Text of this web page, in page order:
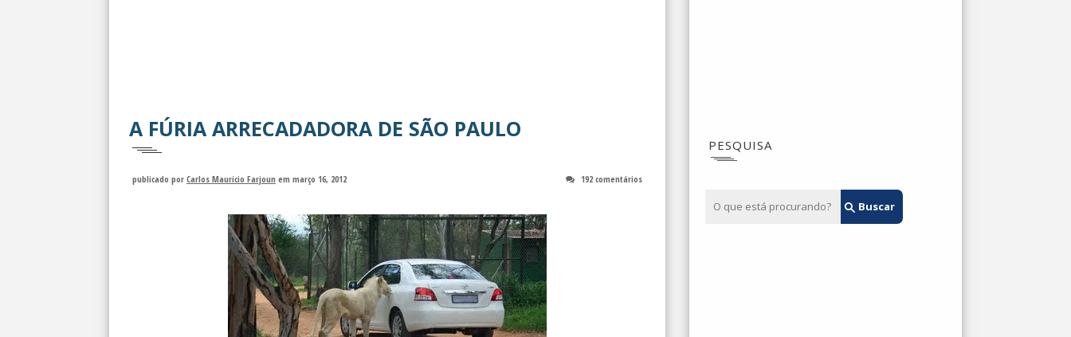
A FÚRIA ARRECADADORA DE SÃO PAULO
publicado por Carlos Mauricio Farjoun em março 16, 2012 192 comentários
PESQUISA